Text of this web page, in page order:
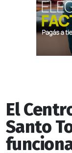
El
Santo